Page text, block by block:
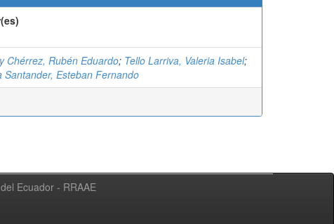
Chérrez, Rubén Eduardo; Tello Larriva, Valeria Isabel;
Santander, Esteban Fernando
Ecuador - RRAAE